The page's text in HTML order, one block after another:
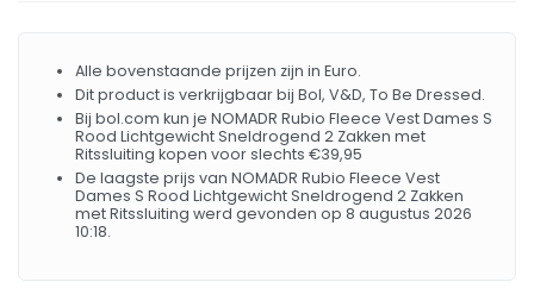
Alle bovenstaande prijzen zijn in Euro.
Dit product is verkrijgbaar bij Bol, V&D, To Be Dressed.
Bij bol.com kun je NOMADR Rubio Fleece Vest Dames S
Rood Lichtgewicht Sneldrogend 2 Zakken met
Ritssluiting kopen voor slechts €39,95
De laagste prijs van NOMADR Rubio Fleece Vest
Dames S Rood Lichtgewicht Sneldrogend 2 Zakken
met Ritssluiting werd gevonden op 8 augustus 2026
10:18.